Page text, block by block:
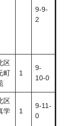
9-9-
2
区
町
1
9-
10-0
区
学
1
9-11-
0